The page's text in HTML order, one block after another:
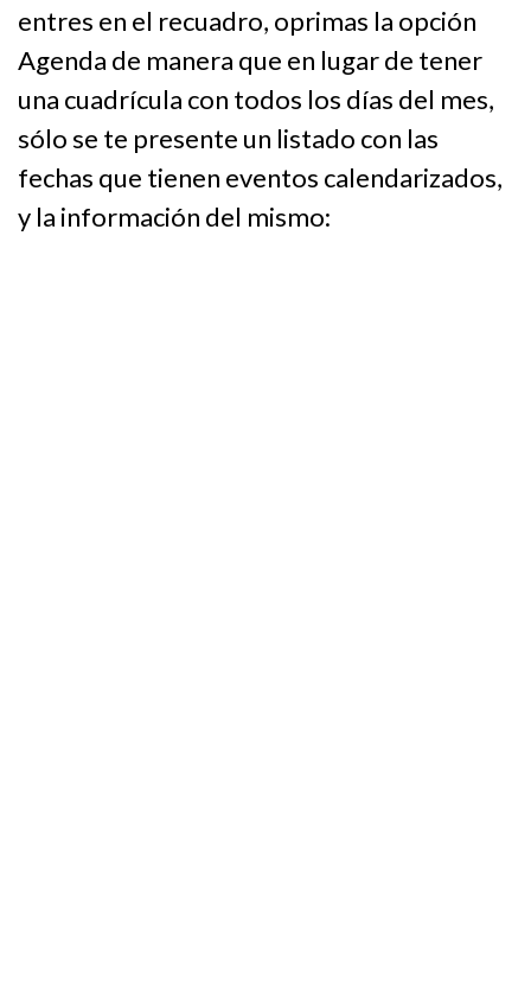
entres en el recuadro, oprimas la opción
Agenda de manera que en lugar de tener
una cuadrícula con todos los días del mes,
sólo se te presente un listado con las
fechas que tienen eventos calendarizados,
y la información del mismo: